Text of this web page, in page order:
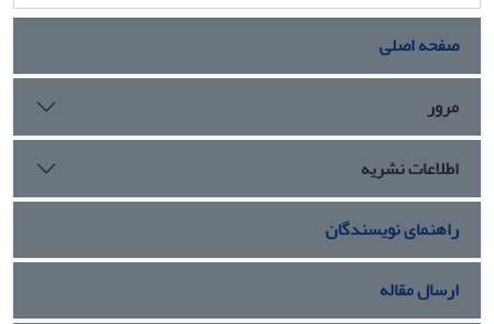
صفحه اصلی
مرور
اطلاعات نشریه
راهنمای نویسندگان
ارسال مقاله